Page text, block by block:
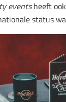
eventsheeft
status